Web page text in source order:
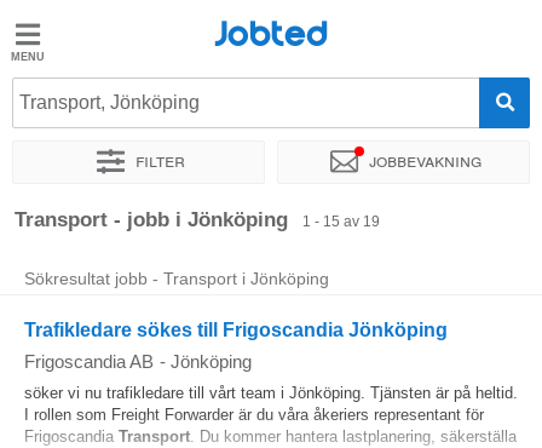
Jobted
Jobb
Jobted
Transport, Jönköping
Filter Jobbevakning
Sortera efter Exakt plats Företag
Transport - jobb i Jönköping 1 - 15 av 19
Sökresultat jobb - Transport i Jönköping
Trafikledare sökes till Frigoscandia Jönköping
Frigoscandia AB - Jönköping
söker vi nu trafikledare till vårt team i Jönköping. Tjänsten är på heltid.
I rollen som Freight Forwarder är du våra åkeriers representant för
Frigoscandia Transport. Du kommer hantera lastplanering, säkerställa